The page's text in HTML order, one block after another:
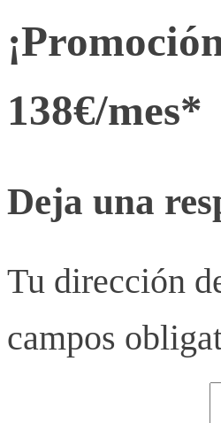
138€/mes*
Deja una
Tu dirección
campos